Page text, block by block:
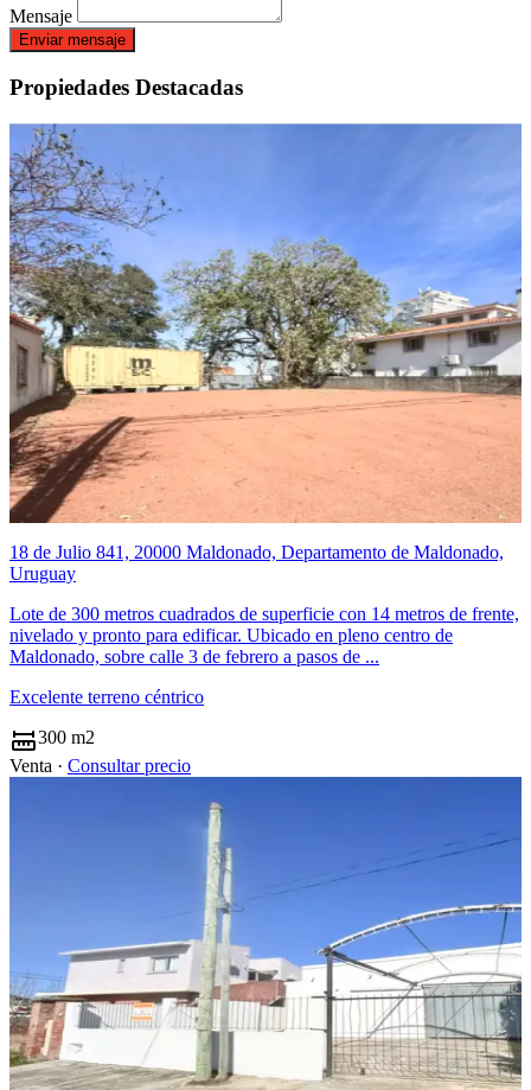
Mensaje
Enviar mensaje
Propiedades Destacadas
18 de Julio 841, 20000 Maldonado, Departamento de Maldonado,
Uruguay
Lote de 300 metros cuadrados de superficie con 14 metros de frente,
nivelado y pronto para edificar. Ubicado en pleno centro de
Maldonado, sobre calle 3 de febrero a pasos de ...
Excelente terreno céntrico
300 m2
Venta · Consultar precio